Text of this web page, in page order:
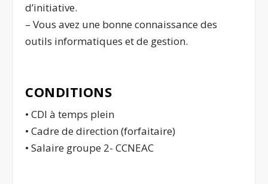
d’initiative.
– Vous avez une bonne connaissance des
outils informatiques et de gestion.
CONDITIONS
• CDI à temps plein
• Cadre de direction (forfaitaire)
• Salaire groupe 2- CCNEAC